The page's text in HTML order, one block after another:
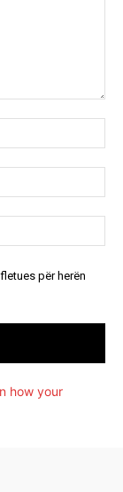
për herën
how your